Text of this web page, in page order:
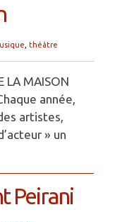
théâtre
LA MAISON
année,
artistes,
» un
Peirani